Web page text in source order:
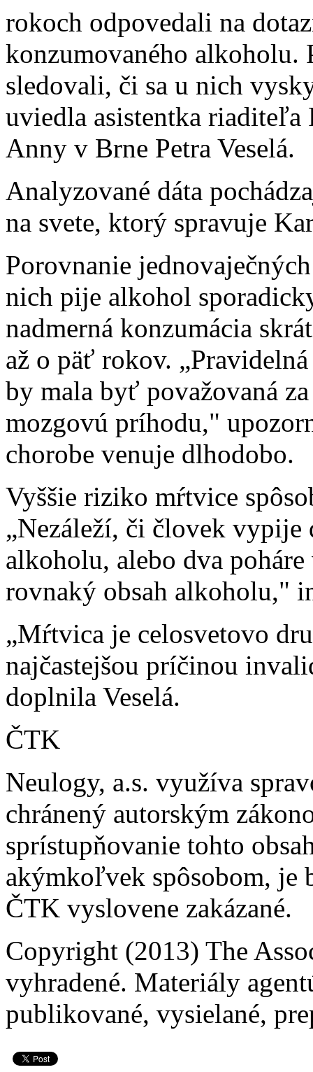
rokoch odpovedali na
konzumovaného alkoholu.
sledovali, či sa u nich
uviedla asistentka riaditeľa
Anny v Brne Petra Veselá.
Analyzované dáta
na svete, ktorý spravuje
Porovnanie
nich pije alkohol
nadmerná konzumácia
až o päť rokov.
by mala byť považovaná
mozgovú príhodu,"
chorobe venuje dlhodobo.
Vyššie riziko mŕtvice
„Nezáleží, či človek vypije
alkoholu, alebo dva
rovnaký obsah alkoholu,"
„Mŕtvica je celosvetovo
najčastejšou príčinou
doplnila Veselá.
ČTK
Neulogy, a.s. využíva
chránený autorským
sprístupňovanie tohto
akýmkoľvek spôsobom, je
ČTK vyslovene zakázané.
Copyright (2013) The
vyhradené. Materiály
publikované, vysielané,